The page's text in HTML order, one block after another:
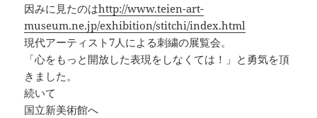
因みに見たのはhttp://www.teien-art-
museum.ne.jp/exhibition/stitchi/index.html
現代アーティスト7人による刺繍の展覧会。
「心をもっと開放した表現をしなくては！」と勇気を頂
きました。
続いて
国立新美術館へ